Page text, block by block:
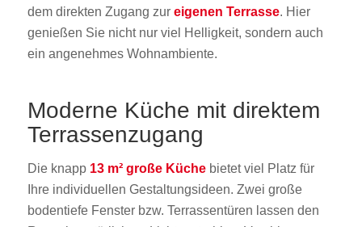
dem direkten Zugang zur eigenen Terrasse. Hier
genießen Sie nicht nur viel Helligkeit, sondern auch
ein angenehmes Wohnambiente.
Moderne Küche mit direktem
Terrassenzugang
Die knapp 13 m² große Küchebietet viel Platz für
Ihre individuellen Gestaltungsideen. Zwei große
bodentiefe Fenster bzw. Terrassentüren lassen den